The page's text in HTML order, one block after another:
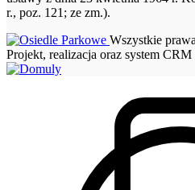
r., poz. 121; ze zm.).
Wszystkie
Projekt, realizacja oraz system CRM